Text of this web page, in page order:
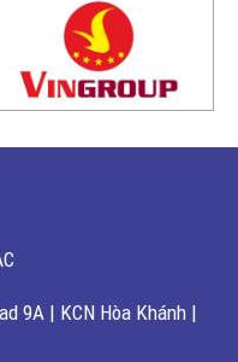
9A | KCN Hòa Khánh |